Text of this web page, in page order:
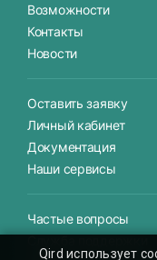
Возможности
Контакты
Новости
Оставить заявку
Личный кабинет
Документация
Наши сервисы
Частые вопросы
Qird использует